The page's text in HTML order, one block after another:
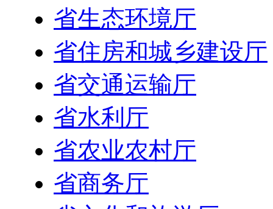
省生态环境厅
省住房和城乡建设厅
省交通运输厅
省水利厅
省农业农村厅
省商务厅